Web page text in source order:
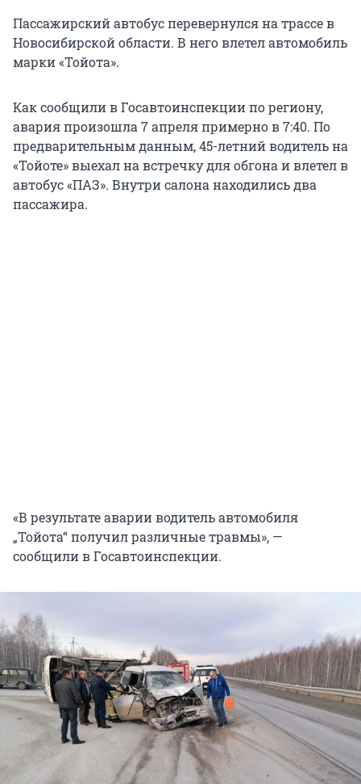
Пассажирский автобус перевернулся на трассе в
Новосибирской области. В него влетел автомобиль
марки «Тойота».
Как сообщили в Госавтоинспекции по региону,
авария произошла 7 апреля примерно в 7:40. По
предварительным данным, 45-летний водитель на
«Тойоте» выехал на встречку для обгона и влетел в
автобус «ПАЗ». Внутри салона находились два
пассажира.
«В результате аварии водитель автомобиля
„Тойота“ получил различные травмы», —
сообщили в Госавтоинспекции.